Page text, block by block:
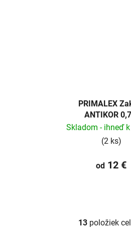
PRIMALEX
ANTIKOR
Skladom - ihneď
(2 ks)
od 12 €
O
13 položiek